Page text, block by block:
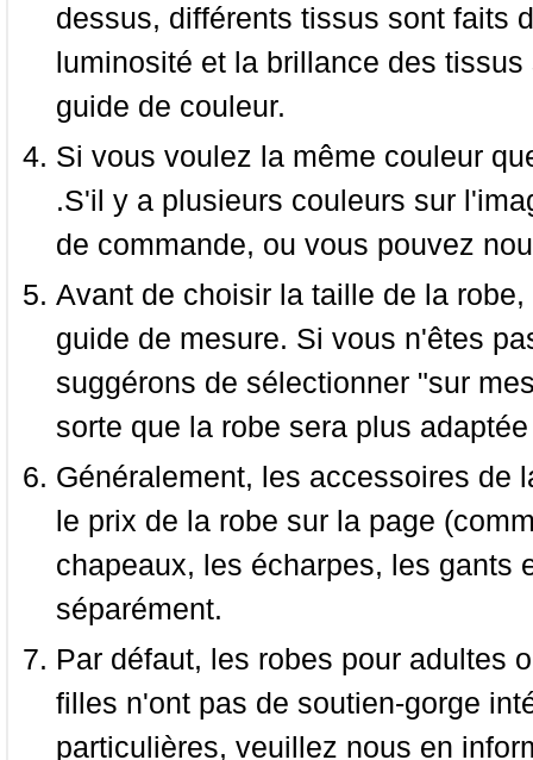
dessus, différents tissus sont faits
luminosité et la brillance des
guide de couleur.
Si vous voulez la même couleur
.S'il y a plusieurs couleurs sur
de commande, ou vous pouvez
Avant de choisir la taille de la
guide de mesure. Si vous n'êtes
suggérons de sélectionner "sur
sorte que la robe sera plus
Généralement, les accessoires de
le prix de la robe sur la page
chapeaux, les écharpes, les gants
séparément.
Par défaut, les robes pour adultes
filles n'ont pas de soutien-gorge
particulières, veuillez nous en